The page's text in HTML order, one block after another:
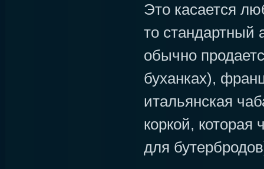
Это касается
то стандартный
обычно
буханках),
итальянская
коркой, которая
для